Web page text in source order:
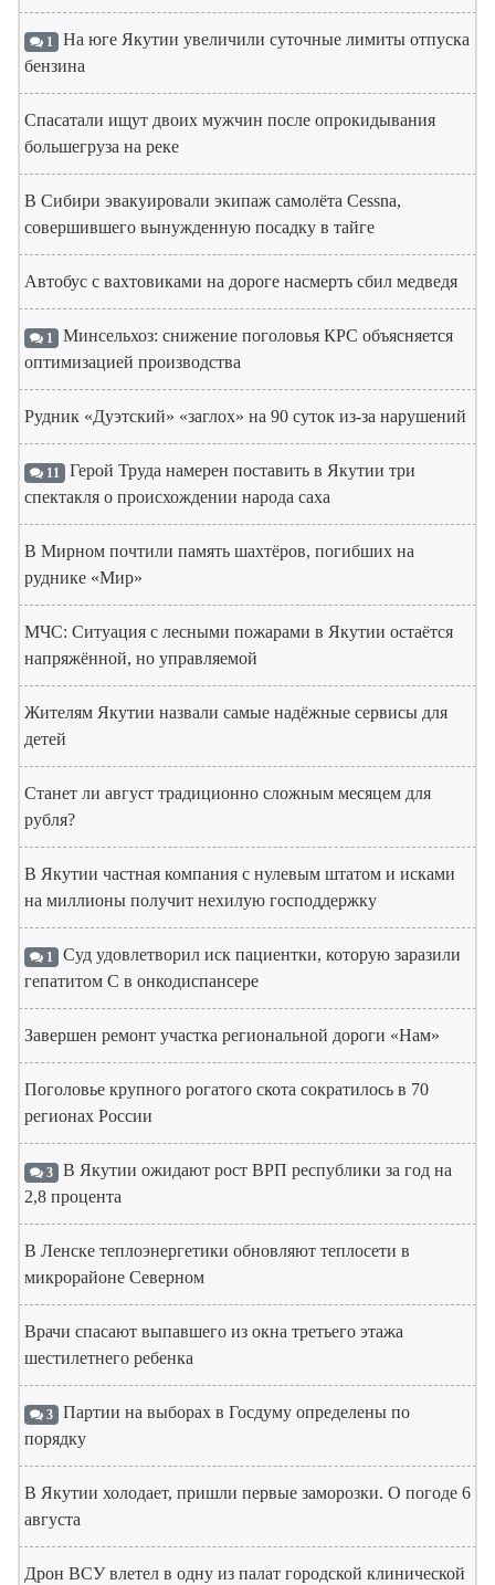
1 На юге Якутии увеличили суточные лимиты отпуска
бензина
Спасатали ищут двоих мужчин после опрокидывания
большегруза на реке
В Сибири эвакуировали экипаж самолёта Cessna,
совершившего вынужденную посадку в тайге
Автобус с вахтовиками на дороге насмерть сбил медведя
1 Минсельхоз: снижение поголовья КРС объясняется
оптимизацией производства
Рудник «Дуэтский» «заглох» на 90 суток из-за нарушений
11 Герой Труда намерен поставить в Якутии три
спектакля о происхождении народа саха
В Мирном почтили память шахтёров, погибших на
руднике «Мир»
МЧС: Ситуация с лесными пожарами в Якутии остаётся
напряжённой, но управляемой
Жителям Якутии назвали самые надёжные сервисы для
детей
Станет ли август традиционно сложным месяцем для
рубля?
В Якутии частная компания с нулевым штатом и исками
на миллионы получит нехилую господдержку
1 Суд удовлетворил иск пациентки, которую заразили
гепатитом С в онкодиспансере
Завершен ремонт участка региональной дороги «Нам»
Поголовье крупного рогатого скота сократилось в 70
регионах России
3 В Якутии ожидают рост ВРП республики за год на
2,8 процента
В Ленске теплоэнергетики обновляют теплосети в
микрорайоне Северном
Врачи спасают выпавшего из окна третьего этажа
шестилетнего ребенка
3 Партии на выборах в Госдуму определены по
порядку
В Якутии холодает, пришли первые заморозки. О погоде 6
августа
Дрон ВСУ влетел в одну из палат городской клинической